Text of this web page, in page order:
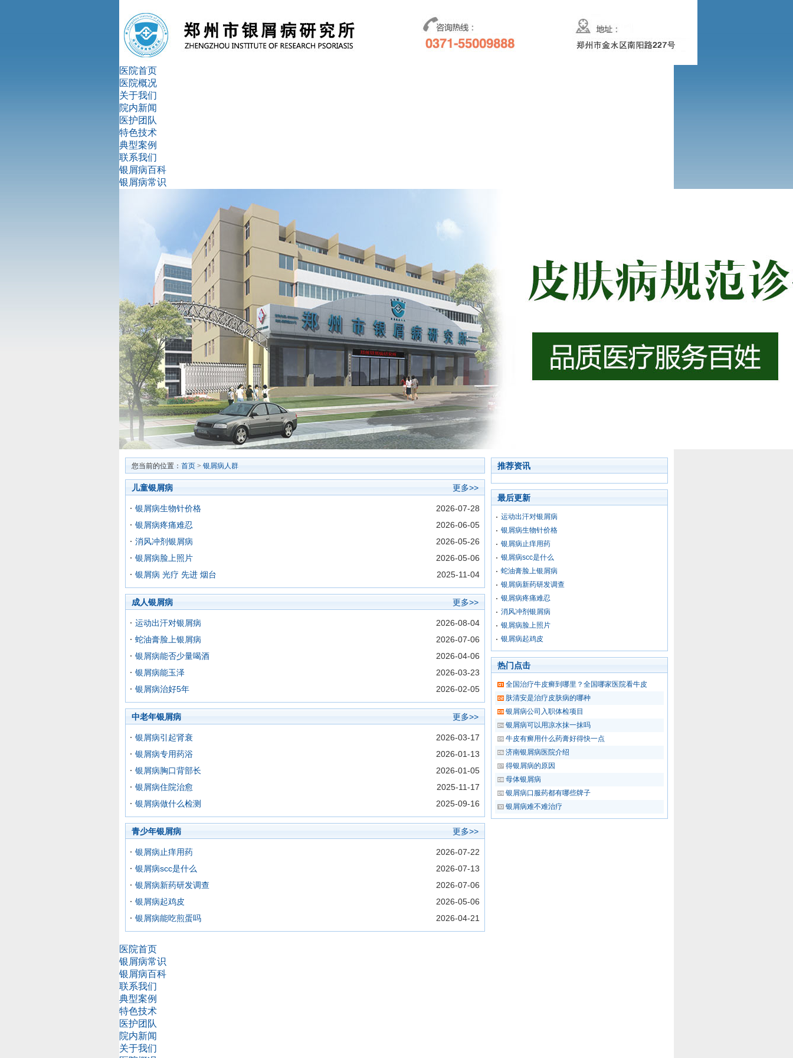
医院首页
医院概况
关于我们
院内新闻
医护团队
特色技术
典型案例
联系我们
银屑病百科
银屑病常识
您当前的位置： 首页 > 银屑病人群
儿童银屑病 更多>>
银屑病生物针价格
2026-07-28
银屑病疼痛难忍
2026-06-05
消风冲剂银屑病
2026-05-26
银屑病脸上照片
2026-05-06
银屑病 光疗 先进 烟台
2025-11-04
成人银屑病 更多>>
运动出汗对银屑病
2026-08-04
蛇油膏脸上银屑病
2026-07-06
银屑病能否少量喝酒
2026-04-06
银屑病能玉泽
2026-03-23
银屑病治好5年
2026-02-05
中老年银屑病 更多>>
银屑病引起肾衰
2026-03-17
银屑病专用药浴
2026-01-13
银屑病胸口背部长
2026-01-05
银屑病住院治愈
2025-11-17
银屑病做什么检测
2025-09-16
青少年银屑病 更多>>
银屑病止痒用药
2026-07-22
银屑病scc是什么
2026-07-13
银屑病新药研发调查
2026-07-06
银屑病起鸡皮
2026-05-06
银屑病能吃煎蛋吗
2026-04-21
推荐资讯
最后更新
运动出汗对银屑病
银屑病生物针价格
银屑病止痒用药
银屑病scc是什么
蛇油膏脸上银屑病
银屑病新药研发调查
银屑病疼痛难忍
消风冲剂银屑病
银屑病脸上照片
银屑病起鸡皮
热门点击
全国治疗牛皮癣到哪里？全国哪家医院看牛皮
肤清安是治疗皮肤病的哪种
银屑病公司入职体检项目
银屑病可以用凉水抹一抹吗
牛皮有癣用什么药膏好得快一点
济南银屑病医院介绍
得银屑病的原因
母体银屑病
银屑病口服药都有哪些牌子
银屑病难不难治疗
医院首页
银屑病常识
银屑病百科
联系我们
典型案例
特色技术
医护团队
院内新闻
关于我们